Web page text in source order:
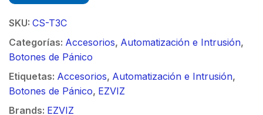
SKU: CS-T3C
Categorías: Accesorios, Automatización e Intrusión,
Botones de Pánico
Etiquetas: Accesorios, Automatización e Intrusión,
Botones de Pánico, EZVIZ
Brands: EZVIZ